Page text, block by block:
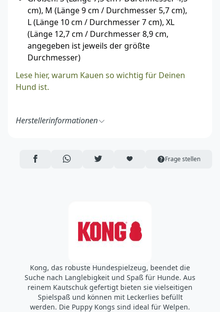
cm), M (Länge 9 cm / Durchmesser 5,7 cm),
L (Länge 10 cm / Durchmesser 7 cm), XL
(Länge 12,7 cm / Durchmesser 8,9 cm,
angegeben ist jeweils der größte
Durchmesser)
Lese hier, warum Kauen so wichtig für Deinen
Hund ist.
Herstellerinformationen
Golden, CO 80403-1670
Hans-Böckler-Straße 11
Deutschland https://www.kongcompany.com/de/
AUF FACEBOOK TEILEN
ÜBER WHATSAPP TEILEN
AUF TWITTER TEILENARTIKEL AUF DIE MERKLISTE
Frage stellen
Kong, das robuste Hundespielzeug, beendet die
Suche nach Langlebigkeit und Spaß für Hunde. Aus
reinem Kautschuk gefertigt bieten sie vielseitigen
Spielspaß und können mit Leckerlies befüllt
werden. Die Puppy Kongs sind ideal für Welpen.